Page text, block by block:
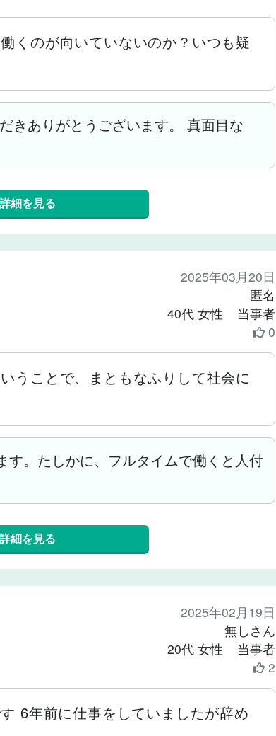
くのが向いていないのか？いつも疑
ありがとうございます。 真面目な
詳細を見る
2025年03月20日
匿名
40代 女性 当事者
0
うことで、まともなふりして社会に
す。たしかに、フルタイムで働くと人付
詳細を見る
2025年02月19日
無しさん
20代 女性 当事者
2
6年前に仕事をしていましたが辞め